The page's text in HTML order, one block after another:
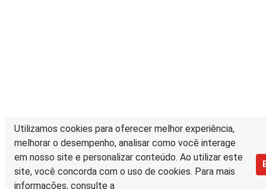
Utilizamos cookies para oferecer melhor experiência,
melhorar o desempenho, analisar como você interage
em nosso site e personalizar conteúdo. Ao utilizar este
site, você concorda com o uso de cookies. Para mais
informações, consulte a